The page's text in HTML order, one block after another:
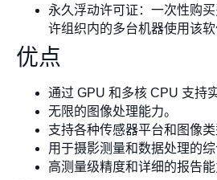
永久浮动许可证：一次性购
许组织内的多台机器使用该软
优点
通过 GPU 和多核 CPU 支持
无限的图像处理能力。
支持各种传感器平台和图像类
用于摄影测量和数据处理的综
高测量级精度和详细的报告能